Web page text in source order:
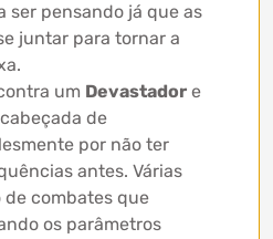
ser pensando já que as
juntar para tornar a
um Devastador e
de
por não ter
antes. Várias
de combates que
os parâmetros